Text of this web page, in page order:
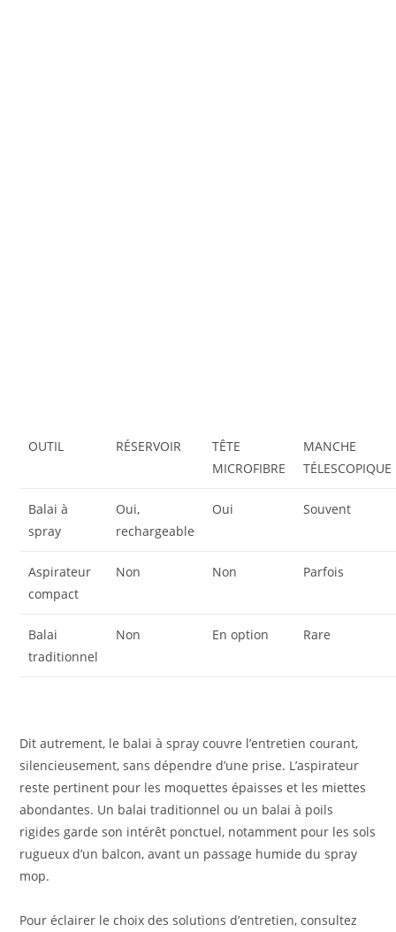
OUTIL RÉSERVOIR
TÊTE
MICROFIBRE
MANCHE
TÉLESCOPIQUE
Balai à
spray
Oui,
rechargeable
Oui Souvent
Aspirateur
compact
Non Non Parfois
Balai
traditionnel
Non En option Rare
Dit autrement, le balai à spray couvre l’entretien courant,
silencieusement, sans dépendre d’une prise. L’aspirateur
reste pertinent pour les moquettes épaisses et les miettes
abondantes. Un balai traditionnel ou un balai à poils
rigides garde son intérêt ponctuel, notamment pour les sols
rugueux d’un balcon, avant un passage humide du spray
mop.
Pour éclairer le choix des solutions d’entretien, consultez